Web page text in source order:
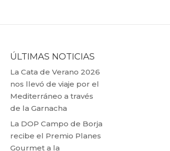
ÚLTIMAS NOTICIAS
La Cata de Verano 2026
nos llevó de viaje por el
Mediterráneo a través
de la Garnacha
La DOP Campo de Borja
recibe el Premio Planes
Gourmet a la